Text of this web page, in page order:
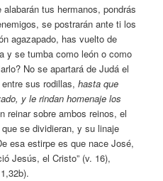
tus hermanos, pondrás
se postrarán ante ti los
agazapado, has vuelto de
y se tumba como león o como
No se apartará de Judá el
entre sus rodillas,hasta que
y le rindan homenaje los
reinar sobre ambos reinos, el
se dividieran, y su linaje
esa estirpe es que nace José,
Jesús, el Cristo” (v. 16),